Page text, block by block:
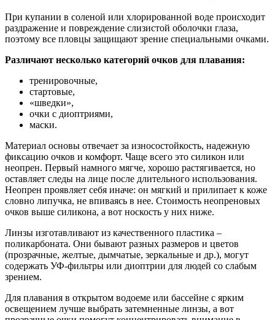
При купании в соленой или хлорированной воде происходит
раздражение и повреждение слизистой оболочки глаза,
поэтому все пловцы защищают зрение специальными очками.
Различают несколько категорий очков для плавания:
тренировочные,
стартовые,
«шведки»,
очки с диоптриями,
маски.
Материал основы отвечает за износостойкость, надежную
фиксацию очков и комфорт. Чаще всего это силикон или
неопрен. Первый намного мягче, хорошо растягивается, но
оставляет следы на лице после длительного использования.
Неопрен проявляет себя иначе: он мягкий и прилипает к коже
словно липучка, не впиваясь в нее. Стоимость неопреновых
очков выше силикона, а вот носкость у них ниже.
Линзы изготавливают из качественного пластика –
поликарбоната. Они бывают разных размеров и цветов
(прозрачные, желтые, дымчатые, зеркальные и др.), могут
содержать УФ-фильтры или диоптрии для людей со слабым
зрением.
Для плавания в открытом водоеме или бассейне с ярким
освещением лучше выбрать затемненные линзы, а вот